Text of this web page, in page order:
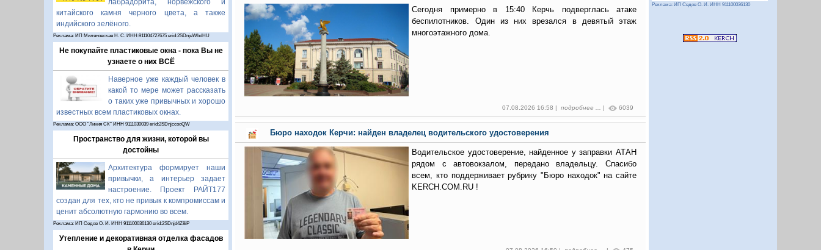
китайского камня черного цвета, а также
индийского зелёного.
Реклама: ИП Миляновская Н. С. ИНН:911104727675 erid:2SDnjeWbdHU
Не покупайте пластиковые окна - пока Вы не
узнаете о них ВСЁ
Наверное уже каждый человек в
какой то мере может рассказать
о таких уже привычных и хорошо
известных всем пластиковых окнах.
Реклама: ООО "Линия СК" ИНН 9111030039 erid:2SDnjccooQW
Пространство для жизни, которой вы
достойны
Архитектура формирует наши
привычки, а интерьер задает
настроение. Проект РАЙТ177
создан для тех, кто не привык к компромиссам и
ценит абсолютную гармонию во всем.
Реклама: ИП Седов О. И. ИНН 911100036130 erid:2SDnjd4Z8iP
Утепление и декоративная отделка фасадов
Сегодня примерно в 15:40 Керчь подверглась атаке
беспилотников. Один из них врезался в девятый этаж
многоэтажного дома.
07.08.2026 16:58 | подробнее ... | 6039
Бюро находок Керчи: найден владелец водительского удостоверения
Водительское удостоверение, найденное у заправки АТАН
рядом с автовокзалом, передано владельцу. Спасибо
всем, кто поддерживает рубрику "Бюро находок" на сайте
KERCH.COM.RU !
Реклама: ИП Седов О. И. ИНН 911100036130